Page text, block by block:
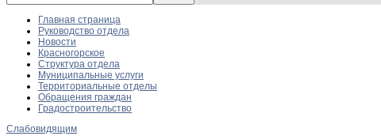
Главная страница
Руководство отдела
Новости
Красногорское
Структура отдела
Муниципальные услуги
Территориальные отделы
Обращения граждан
Градостроительство
Слабовидящим